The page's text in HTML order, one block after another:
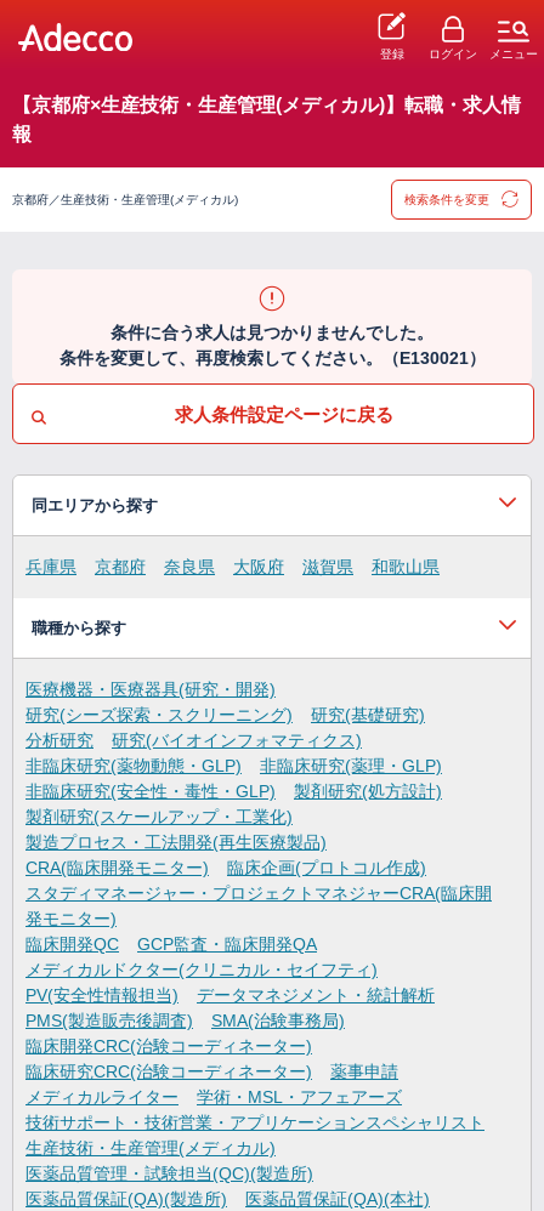
登録 ログイン メニュー
【京都府×生産技術・生産管理(メディカル)】転職・求人情
報
京都府／生産技術・生産管理(メディカル) 検索条件を変更
条件に合う求人は見つかりませんでした。
条件を変更して、再度検索してください。（E130021）
求人条件設定ページに戻る
同エリアから探す
兵庫県 京都府 奈良県 大阪府 滋賀県 和歌山県
職種から探す
医療機器・医療器具(研究・開発)
研究(シーズ探索・スクリーニング)
研究(基礎研究)
分析研究
研究(バイオインフォマティクス)
非臨床研究(薬物動態・GLP)
非臨床研究(薬理・GLP)
非臨床研究(安全性・毒性・GLP)
製剤研究(処方設計)
製剤研究(スケールアップ・工業化)
製造プロセス・工法開発(再生医療製品)
CRA(臨床開発モニター)
臨床企画(プロトコル作成)
スタディマネージャー・プロジェクトマネジャーCRA(臨床開
発モニター)
臨床開発QC
GCP監査・臨床開発QA
メディカルドクター(クリニカル・セイフティ)
PV(安全性情報担当)
データマネジメント・統計解析
PMS(製造販売後調査)
SMA(治験事務局)
臨床開発CRC(治験コーディネーター)
臨床研究CRC(治験コーディネーター)
薬事申請
メディカルライター
学術・MSL・アフェアーズ
技術サポート・技術営業・アプリケーションスペシャリスト
生産技術・生産管理(メディカル)
医薬品質管理・試験担当(QC)(製造所)
医薬品質保証(QA)(製造所)
医薬品質保証(QA)(本社)